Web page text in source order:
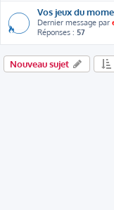
Vos jeux du
Dernier message par
Réponses : 57
Nouveau sujet